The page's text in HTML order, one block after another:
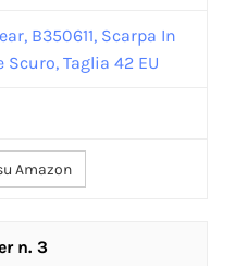
B350611, Scarpa In
Scuro, Taglia 42 EU
Amazon
3